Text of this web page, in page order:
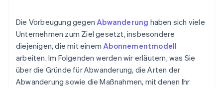
Bieten Sie personalisierte Erfahrungen
Beobachten Sie das Kundenverhalten und
Nutzungsmuster
Nutzen Sie sämtliche verfügbaren Daten
Die Vorbeugung gegenAbwanderung haben sich viele
Unternehmen zum Ziel gesetzt, insbesondere
diejenigen, die mit einemAbonnementmodell
arbeiten. Im Folgenden werden wir erläutern, was Sie
über die Gründe für Abwanderung, die Arten der
Abwanderung sowie die Maßnahmen, mit denen Ihr